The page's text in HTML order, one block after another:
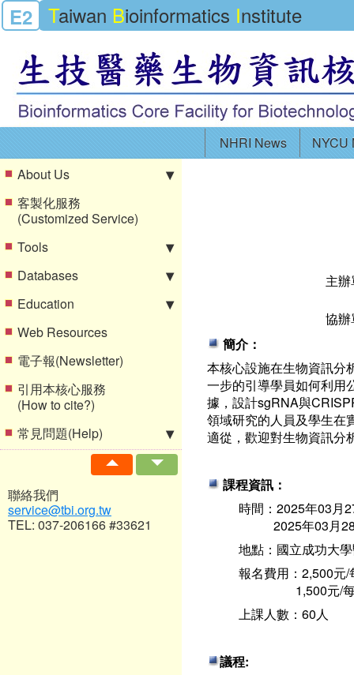
E2 Taiwan Bioinformatics Institute
NHRI News
NYCU
About Us
客製化服務
(Customized Service)
Tools
Databases
Education
Web Resources
電子報(Newsletter)
引用本核心服務
(How to cite?)
常見問題(Help)
聯絡我們
service@tbi.org.tw
TEL: 037-206166 #33621
主
協
簡介：
本核心設施在生物資訊分
一步的引導學員如何利用
據，設計sgRNA與
領域研究的人員及學生在
適從，歡迎對生物資訊分
課程資訊：
時間：2025年03月
2025年03月28
地點：國立成功大
報名費用：2,500元
1,500元/每人
上課人數：60人
議程: